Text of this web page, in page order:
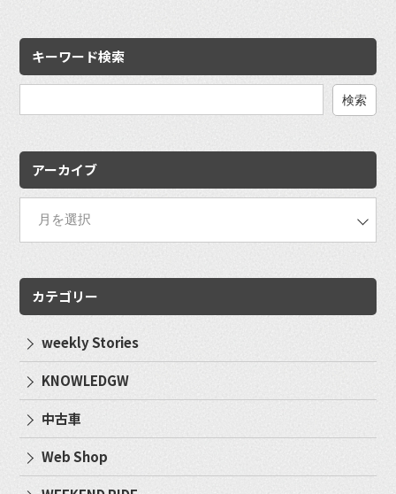
キーワード検索
アーカイブ
カテゴリー
weekly Stories
KNOWLEDGW
中古車
Web Shop